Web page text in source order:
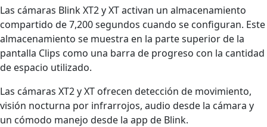
Las cámaras Blink XT2 y XT activan un almacenamiento
compartido de 7,200 segundos cuando se configuran. Este
almacenamiento se muestra en la parte superior de la
pantalla Clips como una barra de progreso con la cantidad
de espacio utilizado.
Las cámaras XT2 y XT ofrecen detección de movimiento,
visión nocturna por infrarrojos, audio desde la cámara y
un cómodo manejo desde la app de Blink.